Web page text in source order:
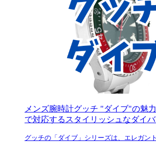
メンズ腕時計グッチ "ダイブ"の魅
で対応するスタイリッシュなダイ
グッチの「ダイブ」シリーズは、エレガン